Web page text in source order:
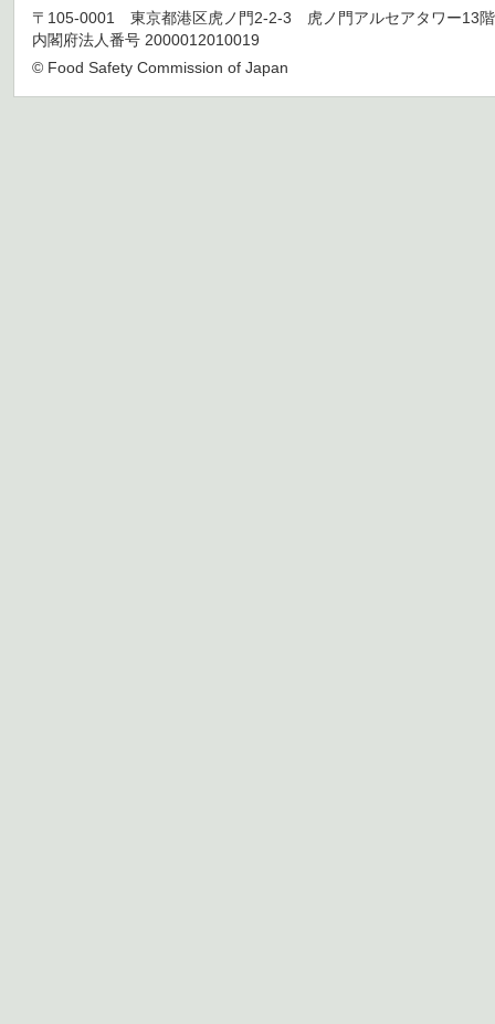
〒105-0001 東京都港区虎ノ門2-2-3 虎ノ門アルセアタワー13
内閣府法人番号 2000012010019
© Food Safety Commission of Japan